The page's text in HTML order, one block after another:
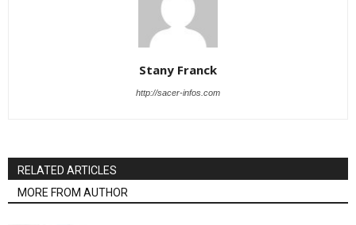
Stany Franck
http://sacer-infos.com
RELATED ARTICLES
MORE FROM AUTHOR